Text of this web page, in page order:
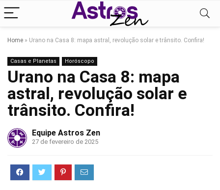
Home » Urano na Casa 8: mapa astral, revolução solar e trânsito. Confira!
Casas e Planetas Horóscopo
Urano na Casa 8: mapa
astral, revolução solar e
trânsito. Confira!
Equipe Astros Zen
27 de fevereiro de 2025